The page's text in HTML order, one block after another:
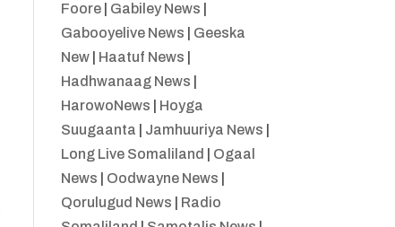
Foore| Gabiley News
Gabooyelive News
Geeska
New| Haatuf News
Hadhwanaag News
HarowoNews
Hoyga
Suugaanta
Jamhuuriya News
Long Live Somaliland
Ogaal
News
Oodwayne News
Qorulugud News
Radio